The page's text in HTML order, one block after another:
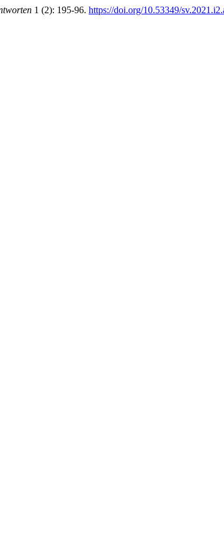
1 (2): 195-96. https://doi.org/10.53349/